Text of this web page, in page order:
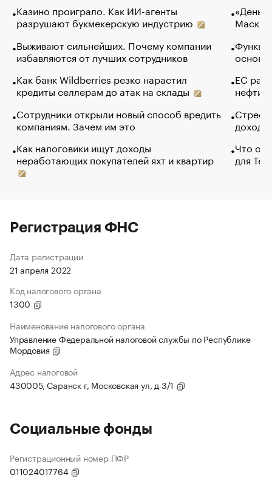
Казино проиграло. Как ИИ-агенты
разрушают букмекерскую индустрию
Выживают сильнейших. Почему компании
избавляются от лучших сотрудников
Как банк Wildberries резко нарастил
кредиты селлерам до атак на склады
Сотрудники открыли новый способ вредить
компаниям. Зачем им это
Как налоговики ищут доходы
неработающих покупателей яхт и квартир
Маск в
основ
ЕС
нефти
Что
для
Регистрация ФНС
Дата регистрации
21 апреля 2022
Код налогового органа
1300
Наименование налогового органа
Управление Федеральной налоговой службы по Республике
Мордовия
Адрес налоговой
430005, Саранск г, Московская ул, д 3/1
Социальные фонды
Регистрационный номер ПФР
011024017764